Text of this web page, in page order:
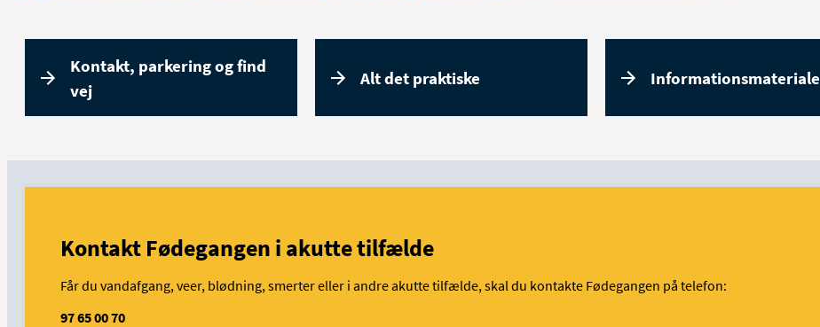
Kontakt, parkering og find
vej
Alt det praktiske Informationsmateriale
Kontakt Fødegangen i akutte tilfælde
Får du vandafgang, veer, blødning, smerter eller i andre akutte tilfælde, skal du kontakte Fødegangen på telefon:
97 65 00 70